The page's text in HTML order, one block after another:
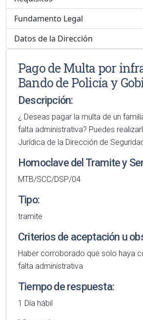
Fundamento Legal
Datos de la Dirección
Pago de Multa por
Bando de Policía y
Descripción:
¿ Deseas pagar la multa de un
falta administrativa? Puedes
Jurídica de la Dirección de
Homoclave del Tramite y
MTB/SCC/DSP/04
Tipo:
tramite
Criterios de aceptación u
Haber corroborado que solo haya
falta administrativa
Tiempo de respuesta:
1 Día hábil